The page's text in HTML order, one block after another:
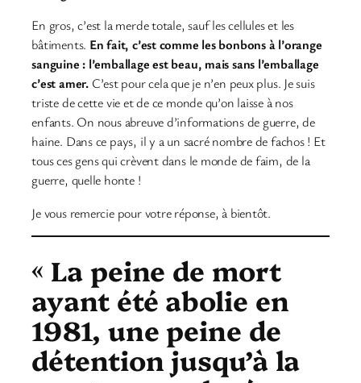
En gros, c’est la merde totale, sauf les cellules et les
bâtiments. En fait, c’est comme les bonbons à l’orange
sanguine : l’emballage est beau, mais sans l’emballage
c’est amer. C’est pour cela que je n’en peux plus. Je suis
triste de cette vie et de ce monde qu’on laisse à nos
enfants. On nous abreuve d’informations de guerre, de
haine. Dans ce pays, il y a un sacré nombre de fachos ! Et
tous ces gens qui crèvent dans le monde de faim, de la
guerre, quelle honte !
Je vous remercie pour votre réponse, à bientôt.
« La peine de mort
ayant été abolie en
1981, une peine de
détention jusqu’à la